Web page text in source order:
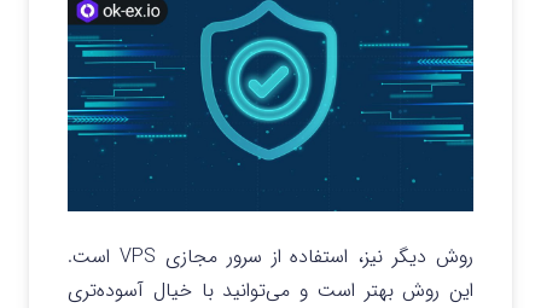
روش دیگر نیز، استفاده از سرور مجازی VPS است.
این روش بهتر است و می‌توانید با خیال آسوده‌تری